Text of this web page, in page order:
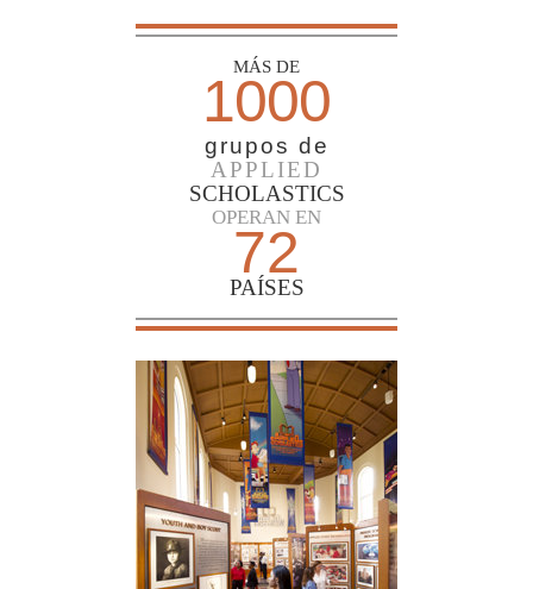
MÁS DE
1000
grupos de
APPLIED
SCHOLASTICS
OPERAN EN
72
PAÍSES